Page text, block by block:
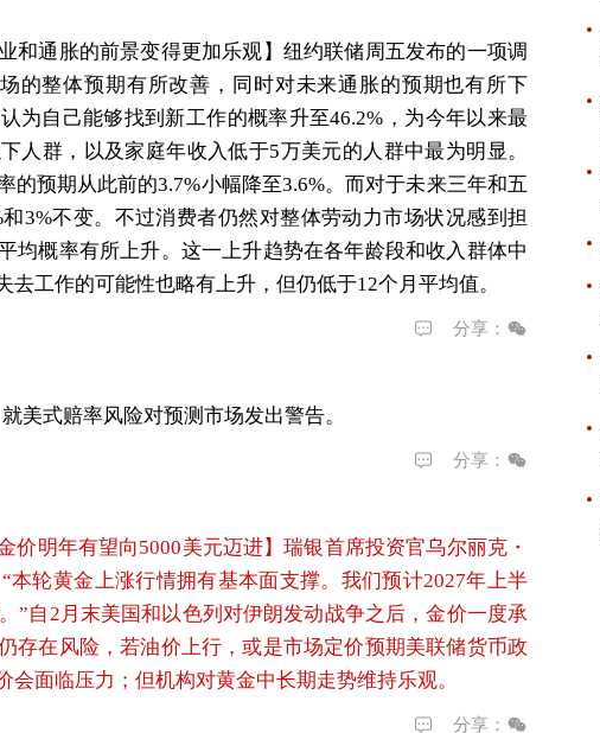
和通胀的前景变得更加乐观】 纽约联储周五发布的一项调
的整体预期有所改善，同时对未来通胀的预期也有所下
为自己能够找到新工作的概率升至46.2%，为今年以来最
人群，以及家庭年收入低于5万美元的人群中最为明显。
的预期从此前的3.7%小幅降至3.6%。而对于未来三年和五
3%不变。不过消费者仍然对整体劳动力市场状况感到担
均概率有所上升。这一上升趋势在各年龄段和收入群体中
工作的可能性也略有上升，但仍低于12个月平均值。
分享：
美式赔率风险对预测市场发出警告。
分享：
价明年有望向5000美元迈进】瑞银首席投资官乌尔丽克・
本轮黄金上涨行情拥有基本面支撑。我们预计2027年上半
”自2月末美国和以色列对伊朗发动战争之后，金价一度承
存在风险，若油价上行，或是市场定价预期美联储货币政
面临压力；但机构对黄金中长期走势维持乐观。
分享：